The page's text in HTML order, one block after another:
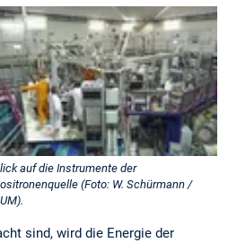
auf die Instrumente der
(Foto: W. Schürmann /
sind, wird die Energie der